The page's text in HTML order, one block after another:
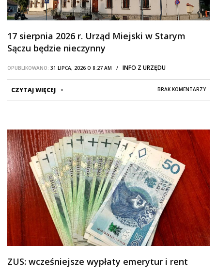
17 sierpnia 2026 r. Urząd Miejski w Starym
Sączu będzie nieczynny
OPUBLIKOWANO: 31 LIPCA, 2026 O 8:27 AM / INFO Z URZĘDU
BRAK KOMENTARZY
CZYTAJ WIĘCEJ
ZUS: wcześniejsze wypłaty emerytur i rent